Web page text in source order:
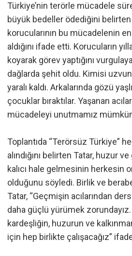
Türkiye’nin terörle mücadele
büyük bedeller ödediğini belirten
korucularının bu mücadelenin
aldığını ifade etti. Korucuların
koyarak görev yaptığını
dağlarda şehit oldu. Kimisi
yaralı kaldı. Arkalarında gözü
çocuklar bıraktılar. Yaşanan
mücadeleyi unutmamız
Toplantıda “Terörsüz Türkiye”
alındığını belirten Tatar, huzur
kalıcı hale gelmesinin herkesin
olduğunu söyledi. Birlik ve
Tatar, “Geçmişin acılarından
daha güçlü yürümek
kardeşliğin, huzurun ve
için hep birlikte çalışacağız”